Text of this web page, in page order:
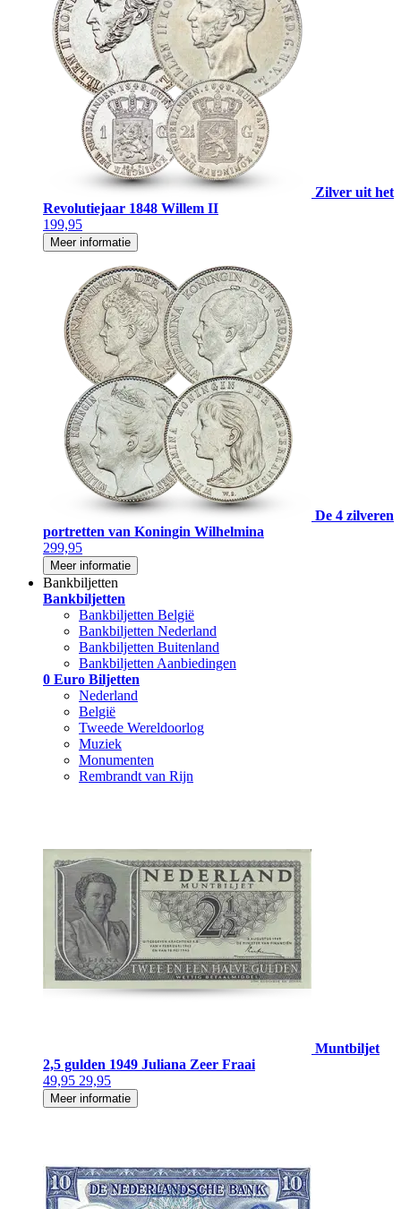
Zilver uit het
Revolutiejaar 1848 Willem II
199,95
Meer informatie
De 4 zilveren
portretten van Koningin Wilhelmina
299,95
Meer informatie
Bankbiljetten
Bankbiljetten
Bankbiljetten België
Bankbiljetten Nederland
Bankbiljetten Buitenland
Bankbiljetten Aanbiedingen
0 Euro Biljetten
Nederland
België
Tweede Wereldoorlog
Muziek
Monumenten
Rembrandt van Rijn
Muntbiljet
2,5 gulden 1949 Juliana Zeer Fraai
49,95 29,95
Meer informatie